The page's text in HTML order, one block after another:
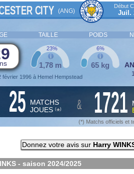
CITY (ANG)
Début
Juil.
TAILLE POIDS
février 1996 à Hemel Hempstead
1,78 m
23%
65 kg
6%
25 MATCHS
JOUES (*) & 1721
(*) Matchs officiels et
Donnez votre avis sur Harry
- saison 2024/2025